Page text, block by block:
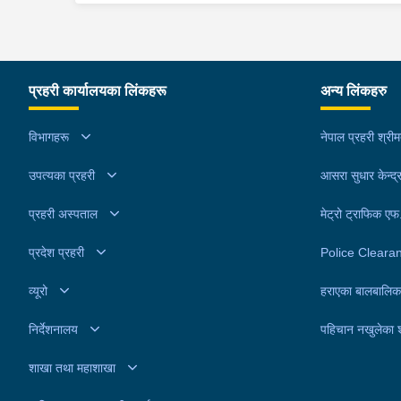
प्रहरी कार्यालयका लिंकहरू
विभागहरू
उपत्यका प्रहरी
प्रहरी अस्पताल
प्रदेश प्रहरी
व्यूरो
निर्देशनालय
शाखा तथा महाशाखा
अन्य लिंकहरु
नेपाल प्रहरी
आसरा सुधार केन्द्र
मेट्रो ट्राफिक
Police
हराएका
पहिचान नखुलेका